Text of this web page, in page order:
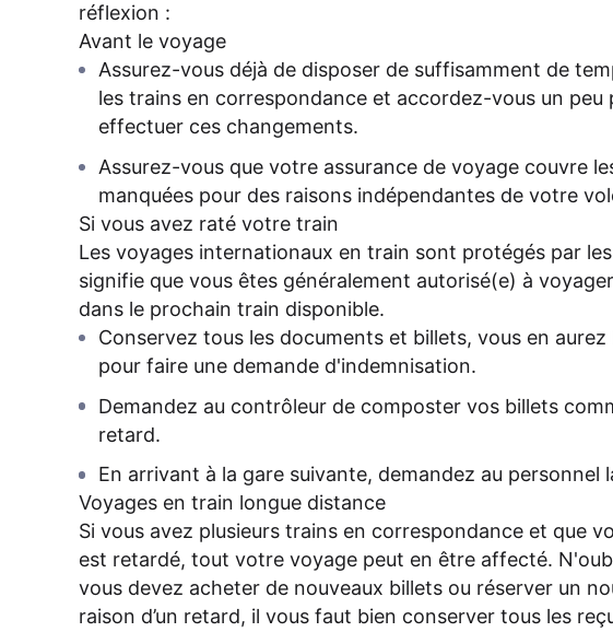
réflexion :
Avant le voyage
Assurez-vous déjà de disposer de suffisamment de
les trains en correspondance et accordez-vous un peu
effectuer ces changements.
Assurez-vous que votre assurance de voyage couvre
manquées pour des raisons indépendantes de votre
Si vous avez raté votre train
Les voyages internationaux en train sont protégés par
signifie que vous êtes généralement autorisé(e) à
dans le prochain train disponible.
Conservez tous les documents et billets, vous en
pour faire une demande d'indemnisation.
Demandez au contrôleur de composter vos billets
retard.
En arrivant à la gare suivante, demandez au personnel
Voyages en train longue distance
Si vous avez plusieurs trains en correspondance et que
est retardé, tout votre voyage peut en être affecté.
vous devez acheter de nouveaux billets ou réserver un
raison d’un retard, il vous faut bien conserver tous les